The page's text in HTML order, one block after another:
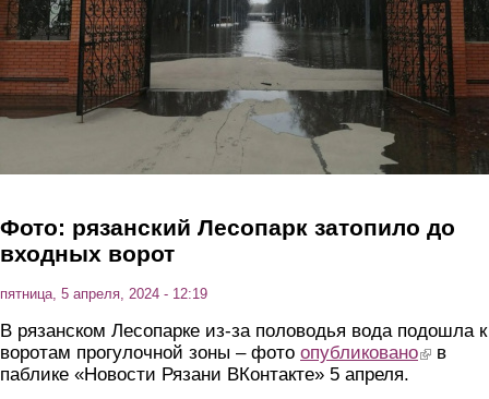
Фото: рязанский Лесопарк затопило до
входных ворот
пятница, 5 апреля, 2024 - 12:19
В рязанском Лесопарке из-за половодья вода подошла к
воротам прогулочной зоны – фото опубликовано(link is
в
паблике «Новости Рязани ВКонтакте» 5 апреля.